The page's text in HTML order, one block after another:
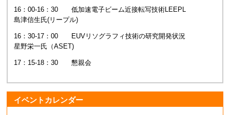
16：00-16：30 低加速電子ビーム近接転写技術LEEPL
島津信生氏(リープル)
16：30-17：00 EUVリソグラフィ技術の研究開発状況
星野栄一氏（ASET)
17：15-18：30 懇親会
イベントカレンダー